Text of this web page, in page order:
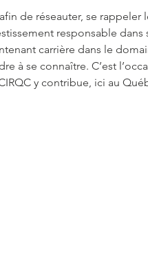
de réseauter, se rappeler
responsable dans
carrière dans le
à se connaître. C’est
y contribue, ici au